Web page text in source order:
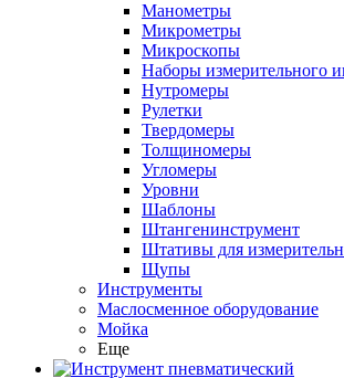
Манометры
Микрометры
Микроскопы
Наборы измерительного
Нутромеры
Рулетки
Твердомеры
Толщиномеры
Угломеры
Уровни
Шаблоны
Штангенинструмент
Штативы для
Щупы
Инструменты
Маслосменное оборудование
Мойка
Еще